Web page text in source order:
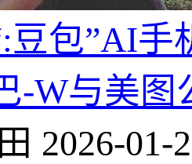
豆包”AI
-W与美图
2026-01-